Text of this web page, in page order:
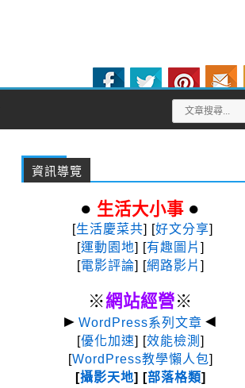
資訊導覽
● 生活大小事 ●
[生活慶菜共] [好文分享]
[運動園地] [有趣圖片 ]
[電影評論] [網路影片 ]
※網站經營※
► WordPress系列文章 ◄
[優化加速] [效能檢測 ]
[WordPress教學懶人包]
[攝影天地] [部落格類]